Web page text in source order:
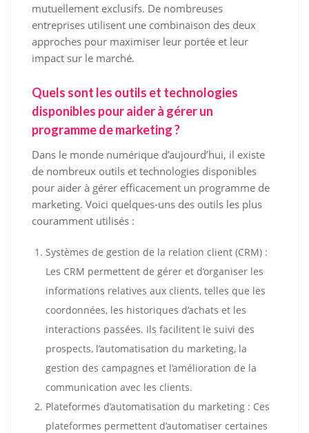
mutuellement exclusifs. De nombreuses
entreprises utilisent une combinaison des deux
approches pour maximiser leur portée et leur
impact sur le marché.
Quels sont les outils et technologies
disponibles pour aider à gérer un
programme de marketing ?
Dans le monde numérique d’aujourd’hui, il existe
de nombreux outils et technologies disponibles
pour aider à gérer efficacement un programme de
marketing. Voici quelques-uns des outils les plus
couramment utilisés :
Systèmes de gestion de la relation client (CRM) :
Les CRM permettent de gérer et d’organiser les
informations relatives aux clients, telles que les
coordonnées, les historiques d’achats et les
interactions passées. Ils facilitent le suivi des
prospects, l’automatisation du marketing, la
gestion des campagnes et l’amélioration de la
communication avec les clients.
Plateformes d’automatisation du marketing : Ces
plateformes permettent d’automatiser certaines